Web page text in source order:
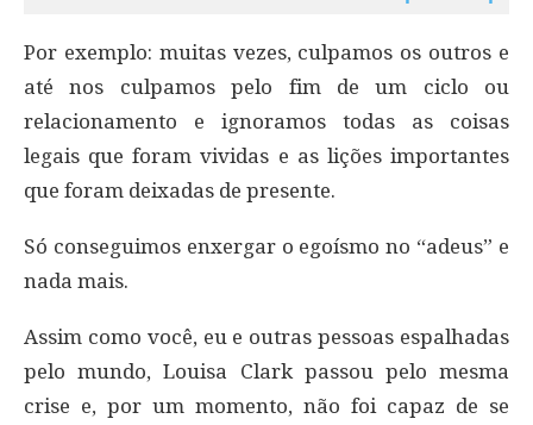
Por exemplo: muitas vezes, culpamos os outros e
até nos culpamos pelo fim de um ciclo ou
relacionamento e ignoramos todas as coisas
legais que foram vividas e as lições importantes
que foram deixadas de presente.
Só conseguimos enxergar o egoísmo no “adeus” e
nada mais.
Assim como você, eu e outras pessoas espalhadas
pelo mundo, Louisa Clark passou pelo mesma
crise e, por um momento, não foi capaz de se